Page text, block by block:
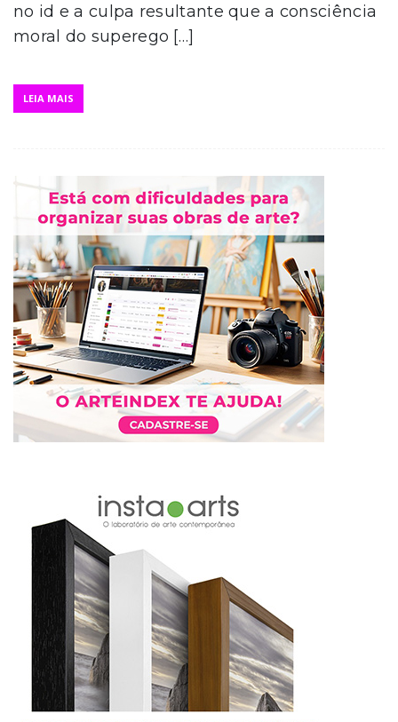
no id e a culpa resultante que a consciência
moral do superego […]
LEIA MAIS